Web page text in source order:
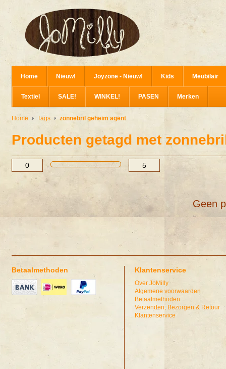
Home Nieuw! Joyzone - Nieuw! Kids Meubilair
Textiel SALE! WINKEL! PASEN Merken
Home Tags zonnebril geheim agent
Producten getagd met
Geen
Betaalmethoden Klantenservice
Over JoMilly
Algemene voorwaarden
Betaalmethoden
Verzenden, Bezorgen & Retour
Klantenservice